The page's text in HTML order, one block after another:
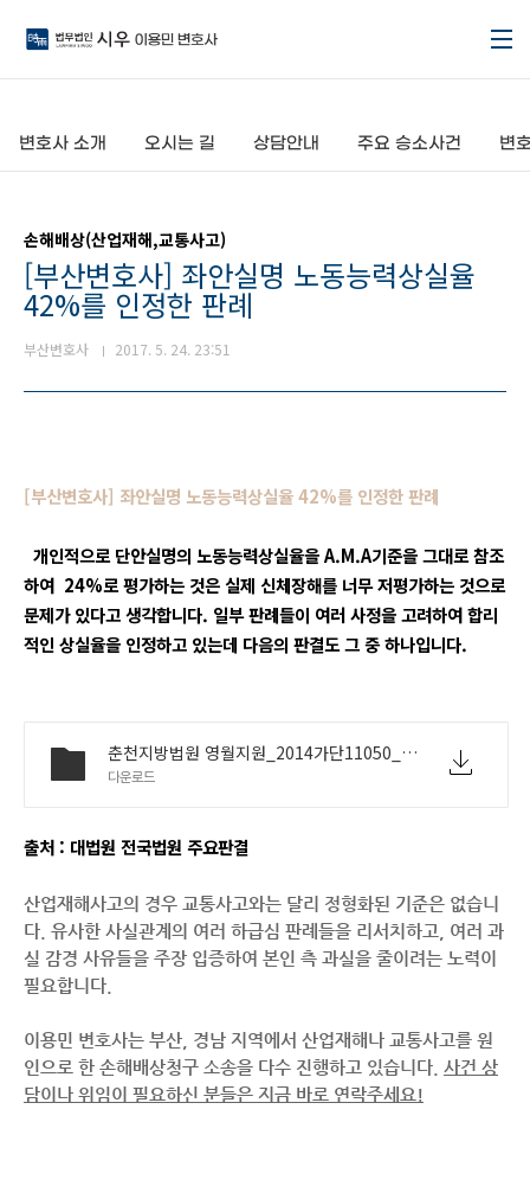
변호사 소개 오시는 길 상담안내 주요 승소사건 변
손해배상(산업재해,교통사고)
[부산변호사] 좌안실명 노동능력상실율
42%를 인정한 판례
부산변호사 2017. 5. 24. 23:51
[부산변호사] 좌안실명 노동능력상실율 42%를 인정한 판례
개인적으로 단안실명의 노동능력상실율을 A.M.A기준을 그대로 참조
하여 24%로 평가하는 것은 실제 신체장해를 너무 저평가하는 것으로
문제가 있다고 생각합니다. 일부 판례들이 여러 사정을 고려하여 합리
적인 상실율을 인정하고 있는데 다음의 판결도 그 중 하나입니다.
춘천지방법원 영월지원_2014가단11050_판결문.pdf
다운로드
출처 : 대법원 전국법원 주요판결
산업재해사고의 경우 교통사고와는 달리 정형화된 기준은 없습니
다. 유사한 사실관계의 여러 하급심 판례들을 리서치하고, 여러 과
실 감경 사유들을 주장 입증하여 본인 측 과실을 줄이려는 노력이
필요합니다.
이용민 변호사는 부산, 경남 지역에서 산업재해나 교통사고를 원
인으로 한 손해배상청구 소송을 다수 진행하고 있습니다. 사건 상
담이나 위임이 필요하신 분들은 지금 바로 연락주세요!